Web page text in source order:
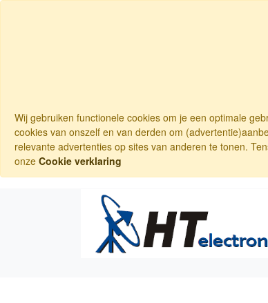
Wij gebruiken functionele cookies om je een optimale
cookies van onszelf en van derden om
relevante advertenties op sites van anderen te tonen.
onze Cookie verklaring